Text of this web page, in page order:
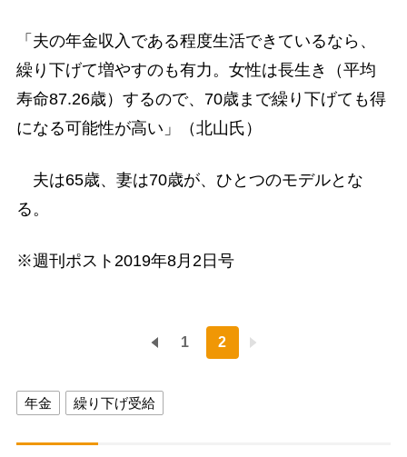
「夫の年金収入である程度生活できているなら、
繰り下げて増やすのも有力。女性は長生き（平均
寿命87.26歳）するので、70歳まで繰り下げても得
になる可能性が高い」（北山氏）
夫は65歳、妻は70歳が、ひとつのモデルとな
る。
※週刊ポスト2019年8月2日号
1 2
年金 繰り下げ受給